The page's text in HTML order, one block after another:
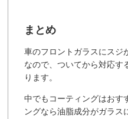
まとめ
車のフロントガラスにスジ
なので、ついてから対応す
ります。
中でもコーティングはおす
ングなら油脂成分がガラス